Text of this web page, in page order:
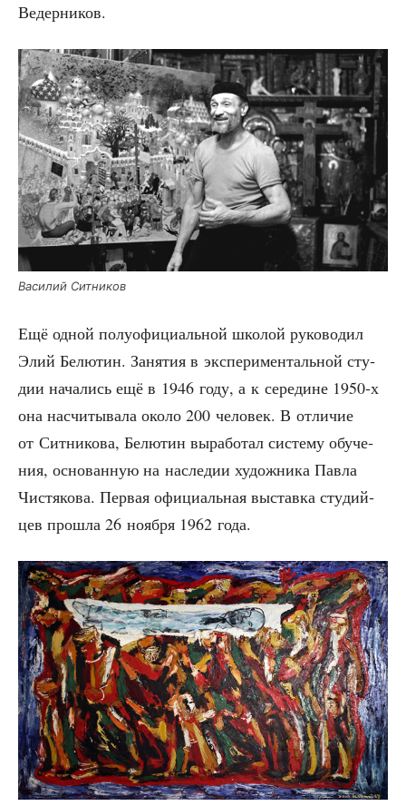
Ведерников.
Васи­лий Ситников
Ещё одной полу­офи­ци­аль­ной шко­лой руко­во­дил
Элий Белю­тин. Заня­тия в экс­пе­ри­мен­таль­ной сту­
дии нача­лись ещё в 1946 году, а к сере­дине 1950‑х
она насчи­ты­ва­ла око­ло 200 чело­век. В отли­чие
от Сит­ни­ко­ва, Белю­тин выра­бо­тал систе­му обу­че­
ния, осно­ван­ную на насле­дии худож­ни­ка Пав­ла
Чистя­ко­ва. Пер­вая офи­ци­аль­ная выстав­ка сту­дий­
цев про­шла 26 нояб­ря 1962 года.